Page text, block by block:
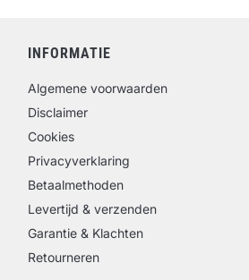
INFORMATIE
Algemene voorwaarden
Disclaimer
Cookies
Privacyverklaring
Betaalmethoden
Levertijd & verzenden
Garantie & Klachten
Retourneren